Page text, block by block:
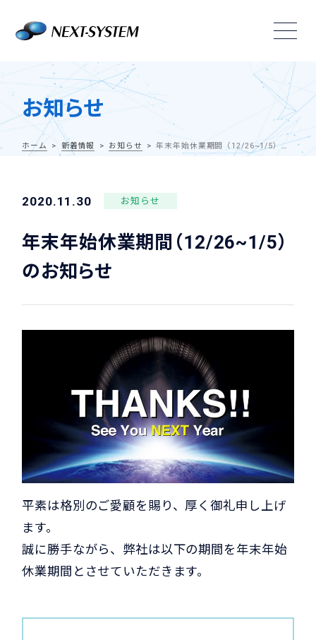
お知らせ
ホーム 新着情報 お知らせ 年末年始休業期間（12/26~1/5）のお知らせ
2020.11.30 お知らせ
年末年始休業期間（12/26~1/5）
のお知らせ
平素は格別のご愛顧を賜り、厚く御礼申し上げ
ます。
誠に勝手ながら、弊社は以下の期間を年末年始
休業期間とさせていただきます。